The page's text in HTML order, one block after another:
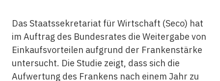
Das Staatssekretariat für Wirtschaft (Seco) hat
im Auftrag des Bundesrates die Weitergabe von
Einkaufsvorteilen aufgrund der Frankenstärke
untersucht. Die Studie zeigt, dass sich die
Aufwertung des Frankens nach einem Jahr zu